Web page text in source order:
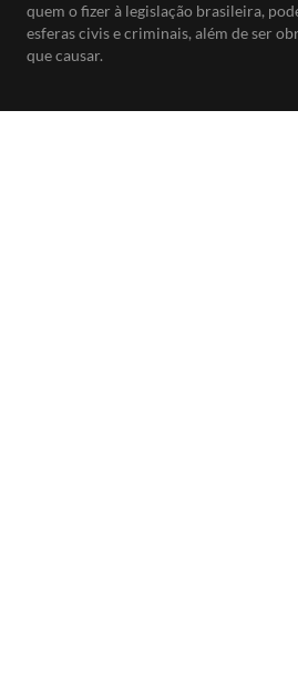
quem o fizer à legislação brasileira,
esferas civis e criminais, além de ser
que causar.